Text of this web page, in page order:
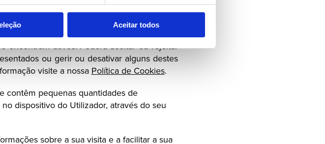
Aceitar todos
e desempenho do Website, para
e para analisar a sua utilização. Por
encontram ativos. Poderá aceitar ou rejeitar
ou gerir ou desativar alguns destes
visite a nossa Política de Cookies.
contêm pequenas quantidades de
sobre a sua visita e a facilitar a sua